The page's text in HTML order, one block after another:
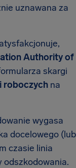
uznawana za
Authority of
skargi
roboczych na
wygasa
docelowego (lub
czasie linia
odszkodowania.